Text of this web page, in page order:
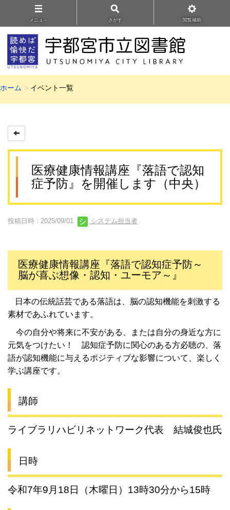
メニュ－ さがす 閲覧補助
ホーム イベント一覧
医療健康情報講座『落語で認知
症予防』を開催します（中央）
投稿日時 : 2025/09/01 システム担当者
医療健康情報講座『落語で認知症予防～
脳が喜ぶ想像・認知・ユーモア～』
日本の伝統話芸である落語は、脳の認知機能を刺激する
素材であふれています。
今の自分や将来に不安がある、または自分の身近な方に
元気をつけたい！ 認知症予防に関心のある方必聴の、落
語が認知機能に与えるポジティブな影響について、楽しく
学ぶ講座です。
講師
ライブラリハビリネットワーク代表 結城俊也氏
日時
令和7年9月18日（木曜日）13時30分から15時